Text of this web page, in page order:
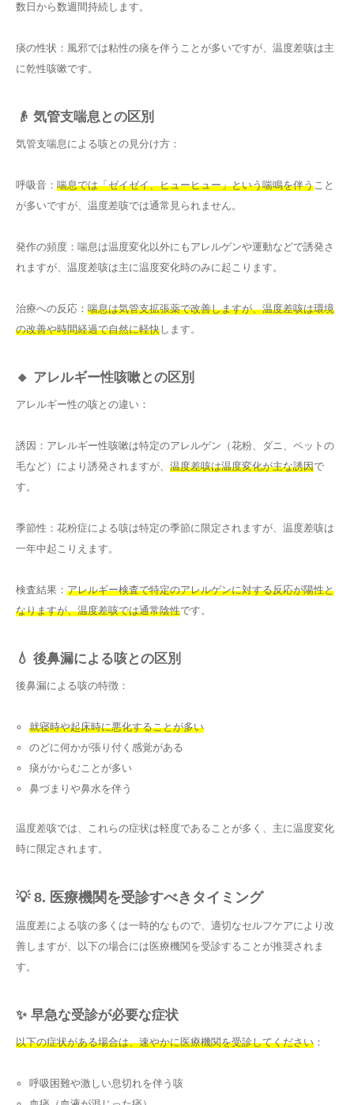
数日から数週間持続します。
痰の性状：風邪では粘性の痰を伴うことが多いですが、温度差咳は主
に乾性咳嗽です。
👴 気管支喘息との区別
気管支喘息による咳との見分け方：
呼吸音： 喘息では「ゼイゼイ、ヒューヒュー」という喘鳴を伴うこと
が多いですが、温度差咳では通常見られません。
発作の頻度：喘息は温度変化以外にもアレルゲンや運動などで誘発さ
れますが、温度差咳は主に温度変化時のみに起こります。
治療への反応： 喘息は気管支拡張薬で改善しますが、温度差咳は環境
の改善や時間経過で自然に軽快 します。
🔸 アレルギー性咳嗽との区別
アレルギー性の咳との違い：
誘因：アレルギー性咳嗽は特定のアレルゲン（花粉、ダニ、ペットの
毛など）により誘発されますが、 温度差咳は温度変化が主な誘因で
す。
季節性：花粉症による咳は特定の季節に限定されますが、温度差咳は
一年中起こりえます。
検査結果： アレルギー検査で特定のアレルゲンに対する反応が陽性と
なりますが、温度差咳では通常陰性です。
💧 後鼻漏による咳との区別
後鼻漏による咳の特徴：
就寝時や起床時に悪化することが多い
のどに何かが張り付く感覚がある
痰がからむことが多い
鼻づまりや鼻水を伴う
温度差咳では、これらの症状は軽度であることが多く、主に温度変化
時に限定されます。
💡 8. 医療機関を受診すべきタイミング
温度差による咳の多くは一時的なもので、適切なセルフケアにより改
善しますが、以下の場合には医療機関を受診することが推奨されま
す。
✨ 早急な受診が必要な症状
以下の症状がある場合は、速やかに医療機関を受診してください ：
呼吸困難や激しい息切れを伴う咳